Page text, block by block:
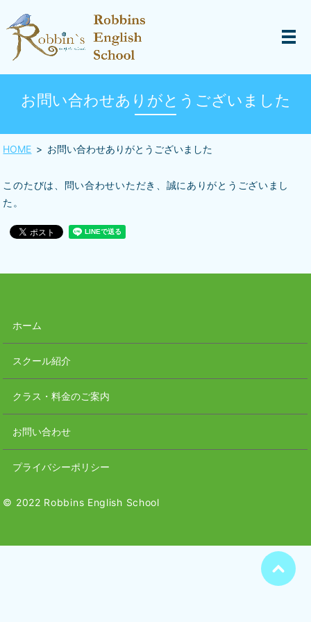
お問い合わせありがとうございました
HOME お問い合わせありがとうございました
このたびは、問い合わせいただき、誠にありがとうございまし
た。
ホーム
スクール紹介
クラス・料金のご案内
お問い合わせ
プライバシーポリシー
© 2022 Robbins English School